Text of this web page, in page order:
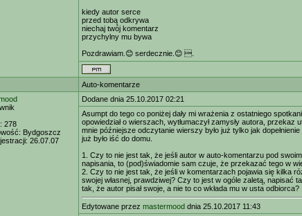
kiedy autor serce
przed tobą odkrywa
niechaj twój komentarz
przychylny mu bywa
Pozdrawiam.😊 serdecznie.😊 .
Auto-komentarze
278
Bydgoszcz
26.07.07
Dodane dnia 25.10.2017 02:21
Asumpt do tego co poniżej dały mi wrażenia z ostatniego
opowiedział o wierszach, wytłumaczył zamysły autora,
mnie późniejsze odczytanie wierszy było już tylko jak
już było iść do domu.
1. Czy to nie jest tak, że jeśli autor w auto-komentarzu pod
napisania, to (pod)świadomie sam czuje, że przekazać tego w
2. Czy to nie jest tak, że jeśli w komentarzach pojawia się kilka
swojej własnej, prawdziwej? Czy to jest w ogóle zaletą, napisać
tak, że autor pisał swoje, a nie to co wkłada mu w usta odbiorca?
Edytowane przez mastermood dnia 25.10.2017 11:43